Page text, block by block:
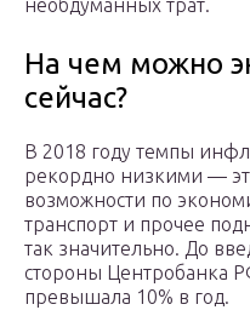
необдуманных трат.
На чем можно
сейчас?
В 2018 году темпы
рекордно низкими —
возможности по
транспорт и прочее
так значительно. До
стороны Центробанка
превышала 10% в год.